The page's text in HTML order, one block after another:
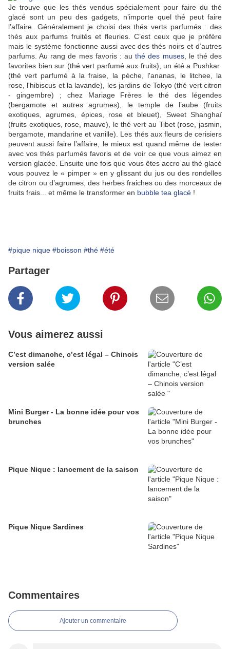
Je trouve que les thés vendus spécialement pour faire du thé
glacé sont un peu des gadgets, n’importe quel thé peut faire
l’affaire. Généralement je choisi des thés verts parfumés : des
thés aux parfums fruités et fleuries. C’est ceux que je préfère
mais le système fonctionne aussi avec des thés noirs et d’autres
parfums. Au rang de mes favoris : au thé des muses, le thé des
favorites bien sur (thé vert parfumé aux fruits), un été a Pushkar
(thé vert parfumé à la fraise, la pèche, l'ananas, le litchee, la
rose, l'hibiscus et la lavande), les jardins de Tokyo (thé vert citron
- gingembre) ; chez Mariage Frères le thé des légendes
(bergamote et autres agrumes), le temple de l’aube (fruits
exotiques, agrumes, épices, rose et bleuet), Sweet Shanghaï
(fruits exotiques, rose, mauve), le thé vert au Tibet (rose, jasmin,
bergamote, mandarine et vanille). Les thés aux fleurs de cerisiers
peuvent aussi faire l’affaire, le mieux est quand même de tester
avec vos thés parfumés favoris et de voir ce que vous aimez en
version glacée. Ensuite une fois que vous êtes accro au thé glacé
vous pouvez le « pimper » en y glissant du jus ou des rondelles
de citron ou d’agrumes, des herbes fraiches ou des morceaux de
fruits frais... et même le transformer en bubble tea glacé !
#pique nique #boisson #thé #été
Partager
Vous aimerez aussi
C’est dimanche, c’est légal – Chinois
version salée
Mini Burger - La bonne idée pour vos
brunches
Pique Nique : lancement de la saison
Pique Nique Sardines
Commentaires
Ajouter un commentaire